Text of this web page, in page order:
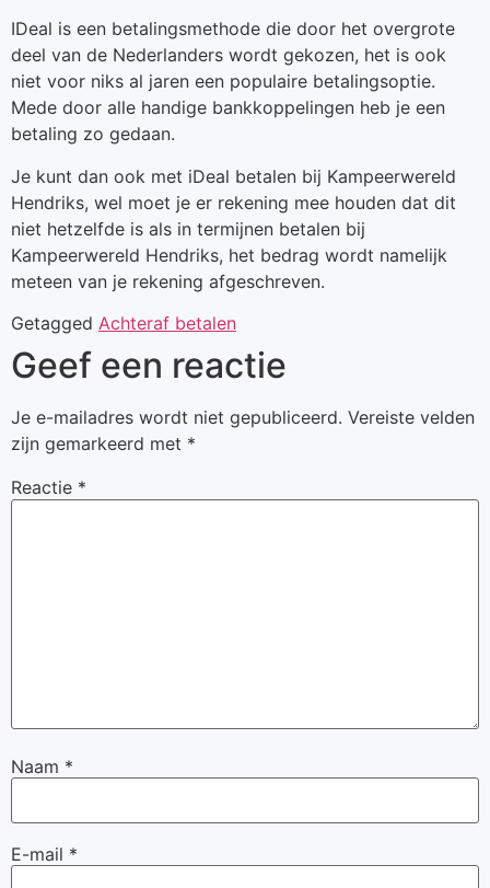
IDeal is een betalingsmethode die door het overgrote
deel van de Nederlanders wordt gekozen, het is ook
niet voor niks al jaren een populaire betalingsoptie.
Mede door alle handige bankkoppelingen heb je een
betaling zo gedaan.
Je kunt dan ook met iDeal betalen bij Kampeerwereld
Hendriks, wel moet je er rekening mee houden dat dit
niet hetzelfde is als in termijnen betalen bij
Kampeerwereld Hendriks, het bedrag wordt namelijk
meteen van je rekening afgeschreven.
Getagged Achteraf betalen
Geef een reactie
Je e-mailadres wordt niet gepubliceerd. Vereiste velden
zijn gemarkeerd met *
Reactie *
Naam *
E-mail *